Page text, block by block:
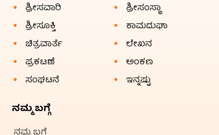
ಶ್ರೀಸವಾರಿ
ಶ್ರೀಸಂಸ್ಥಾ
ಶ್ರೀಸೂಕ್ತಿ
ಕಾಮದುಘಾ
ಚಿತ್ರವಾರ್ತೆ
ಲೇಖನ
ಪ್ರಕಟಣೆ
ಅಂಕಣ
ಸಂಘಟನೆ
ಇನ್ನಷ್ಟು
ನಮ್ಮ ಬಗ್ಗೆ